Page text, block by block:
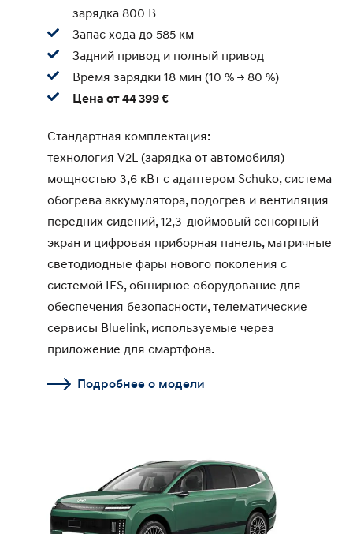
зарядка 800 В
Запас хода до 585 км
Задний привод и полный привод
Время зарядки 18 мин (10 % -> 80 %)
Цена от 44 399 €
Стандартная комплектация:
технология V2L (зарядка от автомобиля)
мощностью 3,6 кВт с адаптером Schuko, система
обогрева аккумулятора, подогрев и вентиляция
передних сидений, 12,3-дюймовый сенсорный
экран и цифровая приборная панель, матричные
светодиодные фары нового поколения с
системой IFS, обширное оборудование для
обеспечения безопасности, телематические
сервисы Bluelink, используемые через
приложение для смартфона.
Подробнее о модели